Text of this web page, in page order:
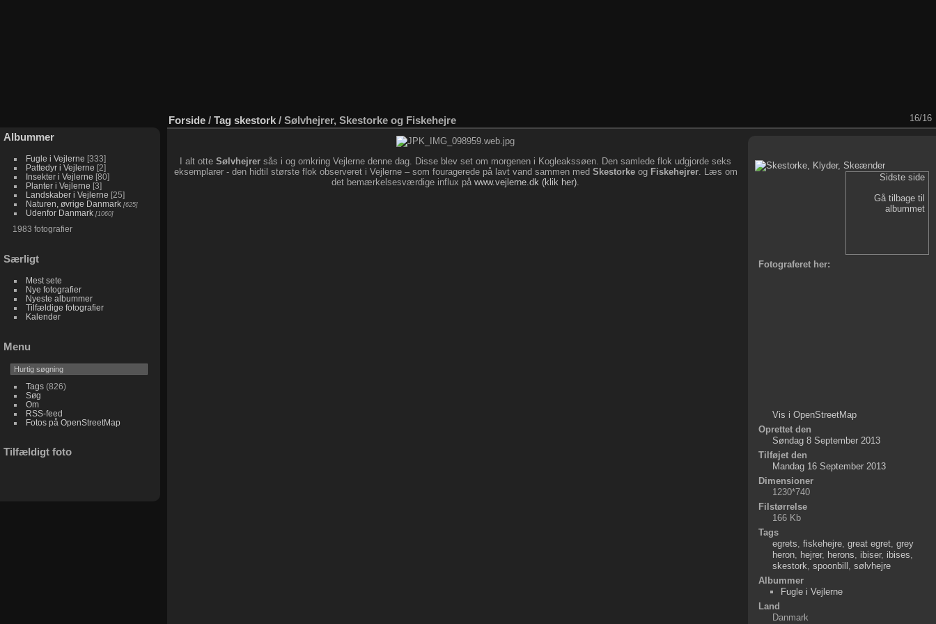
Albummer
Fugle i Vejlerne 333
Pattedyr i Vejlerne 2
Insekter i Vejlerne 80
Planter i Vejlerne 3
Landskaber i Vejlerne 25
Naturen, øvrige Danmark 625
Udenfor Danmark 1060
1983 fotografier
Særligt
Mest sete
Nye fotografier
Nyeste albummer
Tilfældige fotografier
Kalender
Menu
Tags(826)
Søg
Om
RSS-feed
Fotos på OpenStreetMap
Tilfældigt foto
Forside / Tag skestork / Sølvhejrer, Skestorke og Fiskehejre 16/16
I alt otte Sølvhejrer sås i og omkring Vejlerne denne dag. Disse blev set om morgenen i Kogleakssøen. Den samlede flok udgjorde seks
eksemplarer - den hidtil største flok observeret i Vejlerne – som fouragerede på lavt vand sammen med Skestorkeog Fiskehejrer. Læs om
det bemærkelsesværdige influx på www.vejlerne.dk (klik her)
Sidste side
Gå tilbage til
albummet
Fotograferet her:
Vis i OpenStreetMap
Oprettet den
Søndag 8 September 2013
Tilføjet den
Mandag 16 September 2013
Dimensioner
1230*740
Filstørrelse
166 Kb
Tags
egrets, fiskehejre, great egret, grey
heron, hejrer, herons, ibiser, ibises,
skestork, spoonbill , sølvhejre
Albummer
Fugle i Vejlerne
Land
Danmark